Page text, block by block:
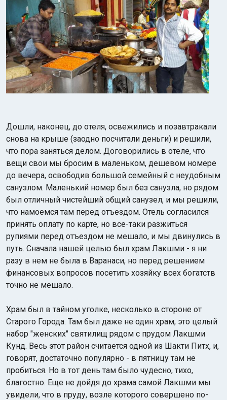
Дошли, наконец, до отеля, освежились и позавтракали
снова на крыше (заодно посчитали деньги) и решили,
что пора заняться делом. Договорились в отеле, что
вещи свои мы бросим в маленьком, дешевом номере
до вечера, освободив большой семейный с неудобным
санузлом. Маленький номер был без санузла, но рядом
был отличный чистейший общий санузел, и мы решили,
что намоемся там перед отъездом. Отель согласился
принять оплату по карте, но все-таки разжиться
рупиями перед отъездом не мешало, и мы двинулись в
путь. Сначала нашей целью был храм Лакшми - я ни
разу в нем не была в Варанаси, но перед решением
финансовых вопросов посетить хозяйку всех богатств
точно не мешало.
Храм был в тайном уголке, несколько в стороне от
Старого Города. Там был даже не один храм, это целый
набор "женских" святилищ рядом с прудом Лакшми
Кунд. Весь этот район считается одной из Шакти Питх, и,
говорят, достаточно популярно - в пятницу там не
пробиться. Но в тот день там было чудесно, тихо,
благостно. Еще не дойдя до храма самой Лакшми мы
увидели, что в пруду, возле которого совершено по-